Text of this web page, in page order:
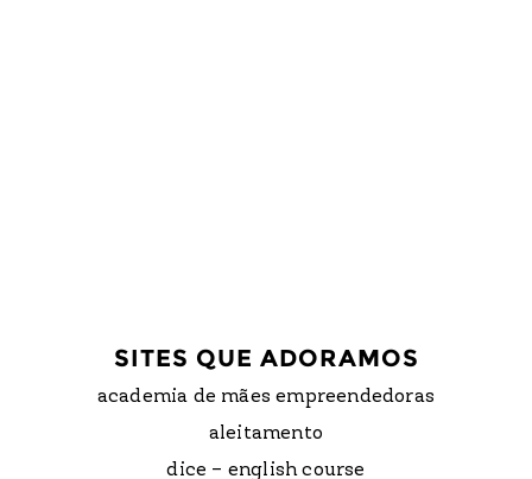
SITES QUE ADORAMOS
academia de mães empreendedoras
aleitamento
dice – english course